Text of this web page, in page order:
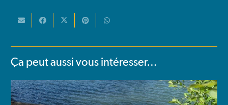
Ça peut aussi vous intéresser…